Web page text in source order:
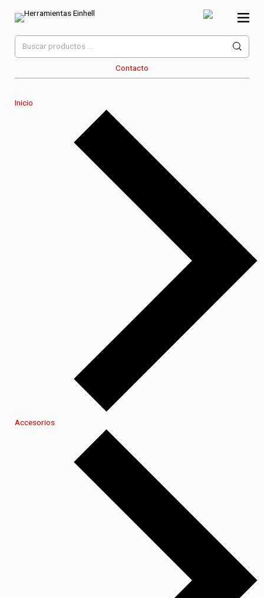
Herramientas Einhell
Distribuidor Oficial
Contacto
Buscar
por:
Inicio
Accesorios